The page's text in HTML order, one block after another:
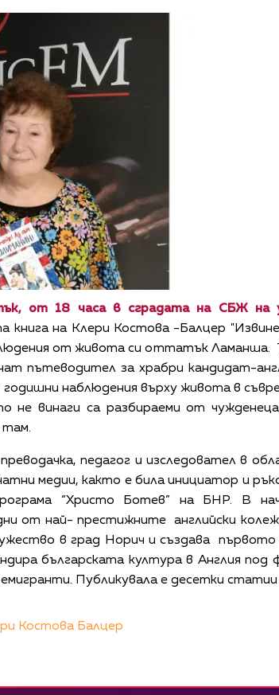
от 18 часа в сградата на СБЖ
книга на Клери Костова -Балцер
от живота си оттатък Ламанша.
пътеводител за храбри кандидат-
годишни наблюдения върху живота в
не винаги са разбираеми от
там.
педагог и изследовател в
медии, както е била инициатор и
“Христо Ботев” на БНР. В
от най- престижните английски
в град Норич и създава
българската култура в Англия под
Публикувала е десетки статии
Костова Балцер